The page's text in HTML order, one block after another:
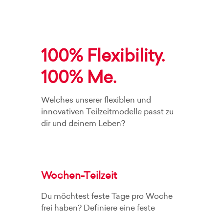
100% Flexibility.
100% Me.
Welches unserer flexiblen und
innovativen Teilzeitmodelle passt zu
dir und deinem Leben?
Wochen-Teilzeit
Du möchtest feste Tage pro Woche
frei haben? Definiere eine feste